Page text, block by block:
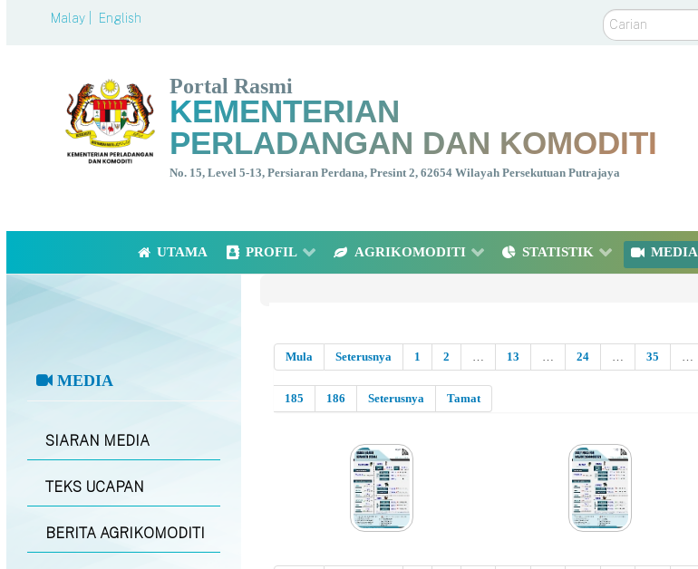
Malay | English Carian
Portal Rasmi
KEMENTERIAN
PERLADANGAN DAN KOMODITI
No. 15, Level 5-13, Persiaran Perdana, Presint 2, 62654 Wilayah Persekutuan Putrajaya
UTAMA PROFIL AGRIKOMODITI STATISTIK MEDIA
MEDIA
SIARAN MEDIA
TEKS UCAPAN
BERITA AGRIKOMODITI
Mula Seterusnya 1 2 13 24 35
185
186 Seterusnya Tamat